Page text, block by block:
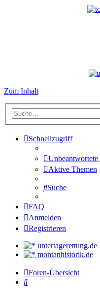
Zum Inhalt
Schnellzugriff
Unbeantwortete
Aktive Themen
Suche
FAQ
Anmelden
Registrieren
untertagerettung.de
montanhistorik.de
Foren-Übersicht
Suche